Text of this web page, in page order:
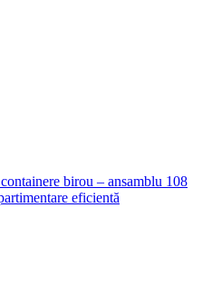
birou – ansamblu 108
eficientă